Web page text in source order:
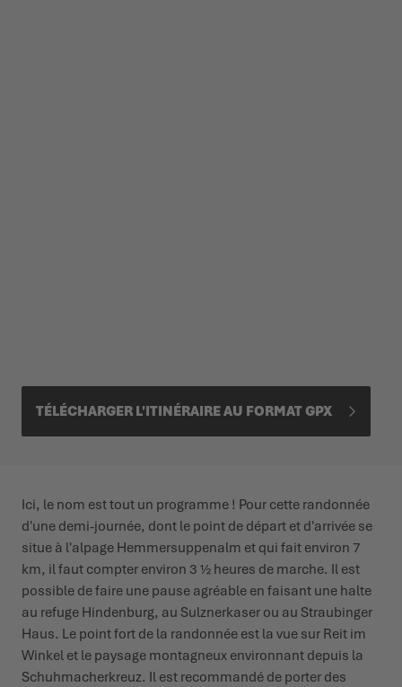
TÉLÉCHARGER L'ITINÉRAIRE AU FORMAT GPX
Ici, le nom est tout un programme ! Pour cette randonnée
d'une demi-journée, dont le point de départ et d'arrivée se
situe à l'alpage Hemmersuppenalm et qui fait environ 7
km, il faut compter environ 3 ½ heures de marche. Il est
possible de faire une pause agréable en faisant une halte
au refuge Hindenburg, au Sulznerkaser ou au Straubinger
Haus. Le point fort de la randonnée est la vue sur Reit im
Winkel et le paysage montagneux environnant depuis la
Schuhmacherkreuz. Il est recommandé de porter des